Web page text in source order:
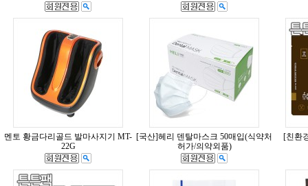
멘토 황금다리골드 발마사지기 MT-
22G
[국산]헤리 덴탈마스크 50매입(식약처
허가/의약외품)
[친환